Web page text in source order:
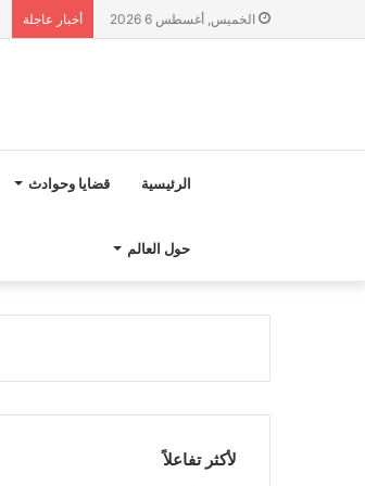
الخميس, أغسطس 6 2026 أخبار عاجلة
الرئيسية قضايا وحوادث
حول العالم
لأكثر تفاعلاً